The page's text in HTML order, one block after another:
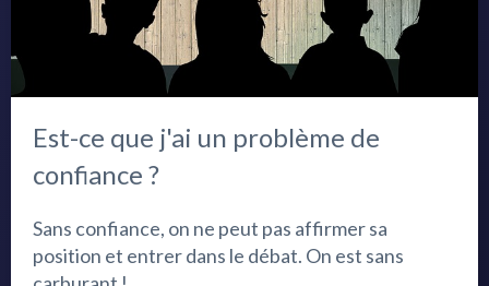
Est-ce que j'ai un problème de
confiance ?
Sans confiance, on ne peut pas affirmer sa
position et entrer dans le débat. On est sans